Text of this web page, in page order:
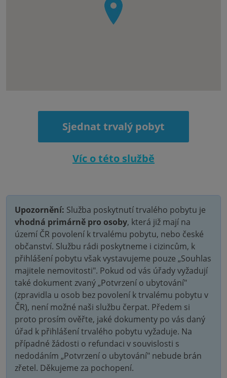
Sjednat trvalý pobyt
Víc o této službě
Upozornění: Služba poskytnutí trvalého pobytu je
vhodná primárně pro osoby, která již mají na
území ČR povolení k trvalému pobytu, nebo české
občanství. Službu rádi poskytneme i cizincům, k
přihlášení pobytu však vystavujeme pouze „Souhlas
majitele nemovitosti". Pokud od vás úřady vyžadují
také dokument zvaný „Potvrzení o ubytování"
(zpravidla u osob bez povolení k trvalému pobytu v
ČR), není možné naši službu čerpat. Předem si
proto prosím ověřte, jaké dokumenty po vás daný
úřad k přihlášení trvalého pobytu vyžaduje. Na
případné žádosti o refundaci v souvislosti s
nedodáním „Potvrzení o ubytování" nebude brán
zřetel. Děkujeme za pochopení.